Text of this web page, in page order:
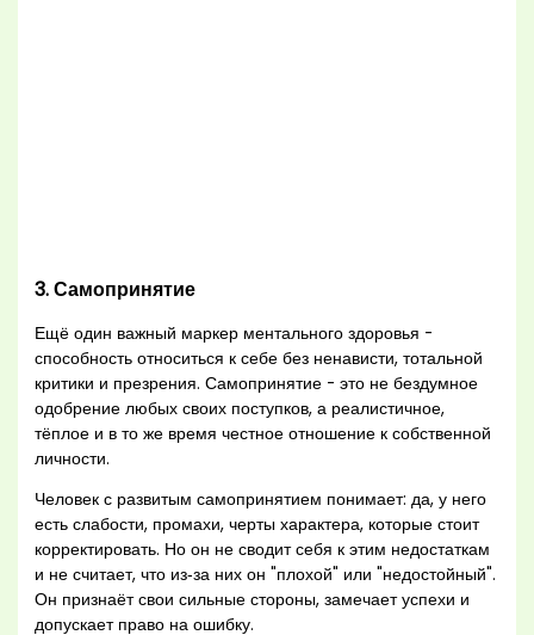
3. Самопринятие
Ещё один важный маркер ментального здоровья -
способность относиться к себе без ненависти, тотальной
критики и презрения. Самопринятие - это не бездумное
одобрение любых своих поступков, а реалистичное,
тёплое и в то же время честное отношение к собственной
личности.
Человек с развитым самопринятием понимает: да, у него
есть слабости, промахи, черты характера, которые стоит
корректировать. Но он не сводит себя к этим недостаткам
и не считает, что из‑за них он "плохой" или "недостойный".
Он признаёт свои сильные стороны, замечает успехи и
допускает право на ошибку.